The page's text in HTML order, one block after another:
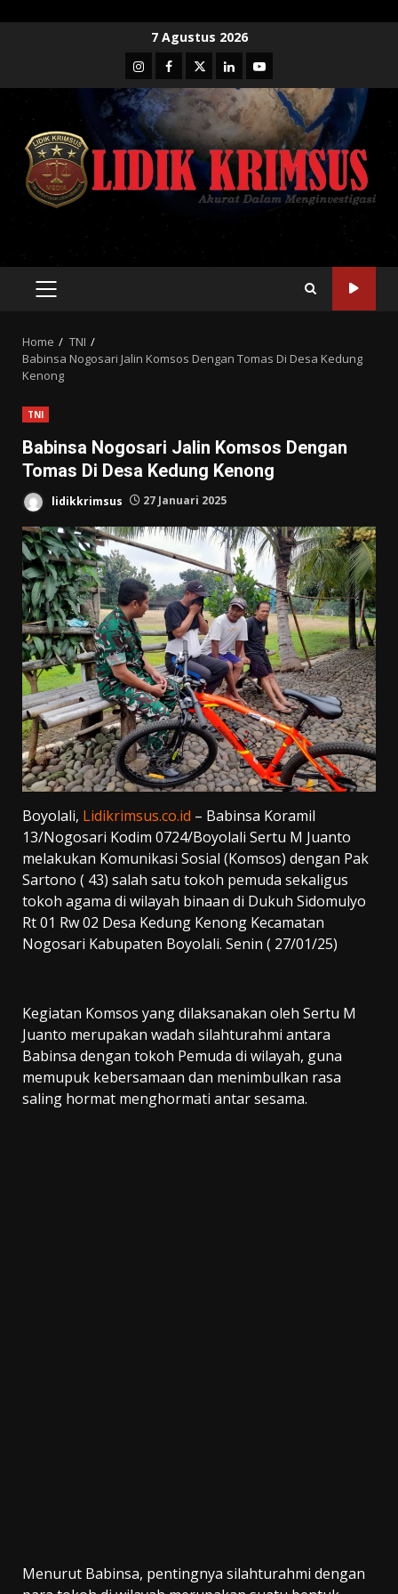
7 Agustus 2026
InstagramFacebook
TwitterLinkedinYoutube
PRIMARY
Home
TNI
Babinsa Nogosari Jalin Komsos Dengan Tomas Di Desa Kedung
Kenong
TNI
Babinsa Nogosari Jalin Komsos Dengan
Tomas Di Desa Kedung Kenong
lidikkrimsus 27 Januari 2025
Boyolali, Lidikrimsus.co.id – Babinsa Koramil
13/Nogosari Kodim 0724/Boyolali Sertu M Juanto
melakukan Komunikasi Sosial (Komsos) dengan Pak
Sartono ( 43) salah satu tokoh pemuda sekaligus
tokoh agama di wilayah binaan di Dukuh Sidomulyo
Rt 01 Rw 02 Desa Kedung Kenong Kecamatan
Nogosari Kabupaten Boyolali. Senin ( 27/01/25)
Kegiatan Komsos yang dilaksanakan oleh Sertu M
Juanto merupakan wadah silahturahmi antara
Babinsa dengan tokoh Pemuda di wilayah, guna
memupuk kebersamaan dan menimbulkan rasa
saling hormat menghormati antar sesama.
Menurut Babinsa, pentingnya silahturahmi dengan